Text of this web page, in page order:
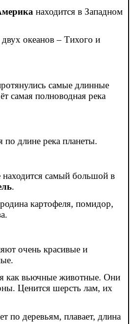
находится в Западном
океанов – Тихого и
самые длинные
самая полноводная река
длине река планеты.
самый большой в
.
картофеля, помидор,
очень красивые и
как вьючные животные. Они
Ценится шерсть лам, их
по деревьям, плавает, длина